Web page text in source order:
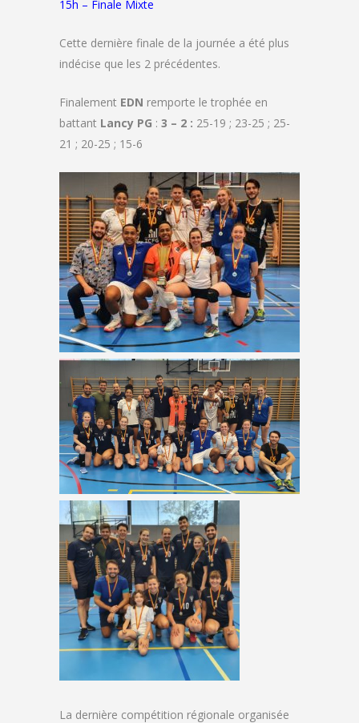
15h – Finale Mixte
Cette dernière finale de la journée a été plus
indécise que les 2 précédentes.
Finalement EDN remporte le trophée en
battant Lancy PG : 3 – 2 : 25-19 ; 23-25 ; 25-
21 ; 20-25 ; 15-6
La dernière compétition régionale organisée